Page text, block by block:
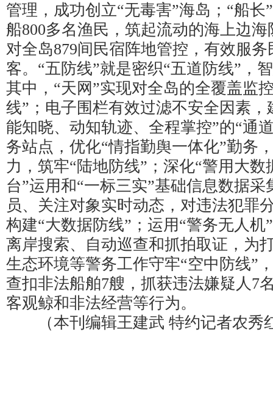
管理，成功创立“无毒害”海岛；“船长
船800多名渔民，筑起流动的海上边
对全岛879间民宿阵地管控，有效服
客。“五防线”就是密织“五道防线”，
其中，“天网”实现对全岛的全覆盖监
线”；电子围栏有效过滤不安全因素，
能知晓、动知轨迹、全程掌控”的“通
务站点，优化“情指勤舆一体化”勤务
力，筑牢“陆地防线”；深化“警用大
台”运用和“一标三实”基础信息数据
员、关注对象实时动态，对违法犯罪
构建“大数据防线”；运用“警务无人机
离岸搜索、自动巡查和抓拍取证，为
生态环境等警务工作守牢“空中防线”
查扣非法船舶7艘，抓获违法嫌疑人7
客观鲸和非法经营等行为。
（本刊编辑王建武 特约记者农秀